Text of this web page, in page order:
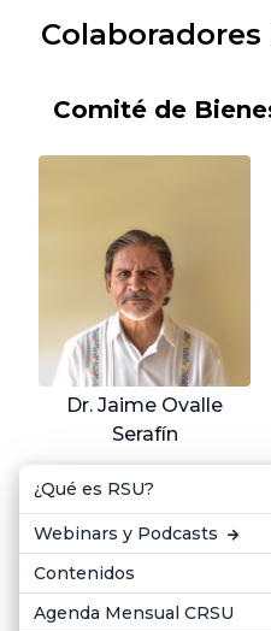
¿Qué es RSU?
Webinars y Podcasts
Contenidos
Agenda Mensual CRSU
Comité de
Dr. Jaime Ovalle
Serafín
Comité de